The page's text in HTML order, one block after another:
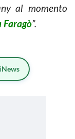
al momento
Faragò”.
News